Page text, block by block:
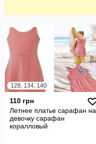
128, 134, 140
110 грн
Летнее платье сарафан на
девочку сарафан
коралловый